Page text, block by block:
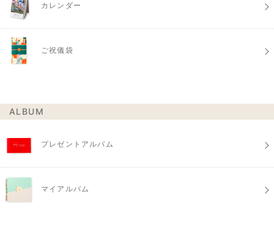
カレンダー
ご祝儀袋
ALBUM
プレゼントアルバム
マイアルバム